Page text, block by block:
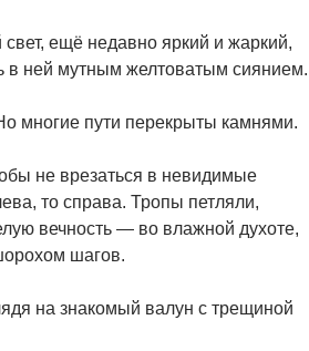
ещё недавно яркий и жаркий,
в ней мутным желтоватым сиянием.
многие пути перекрыты камнями.
не врезаться в невидимые
то справа. Тропы петляли,
вечность — во влажной духоте,
шагов.
на знакомый валун с трещиной